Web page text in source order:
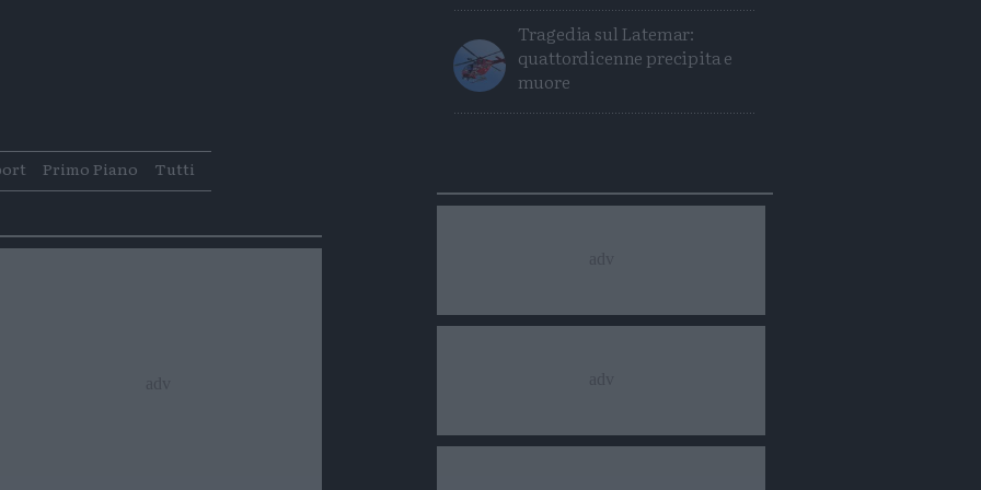
Primo Piano Tutti
Tragedia sul Latemar:
quattordicenne precipita e
muore